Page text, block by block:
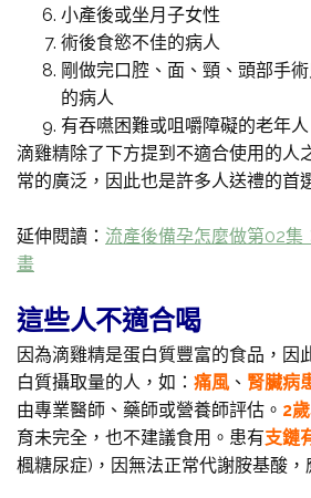
小產後或坐月子女性
術後食慾不佳的病人
剛做完口腔、面、頸、頭部手
的病人
有吞嚥困難或咀嚼障礙的老年人
滴雞精除了下方提到不適合使用的人
常的廣泛，因此也是許多人送禮的首
延伸閱讀： 流產後備孕怎麼做第02集
畫
這些人不適合喝
因為滴雞精是蛋白質豐富的食品，因
白質攝取量的人，如： 痛風 、 腎臟病
由專業醫師、藥師或營養師評估。 2
育未完全，也不建議食用。患有支鏈
楓糖尿症)，因無法正常代謝胺基酸，